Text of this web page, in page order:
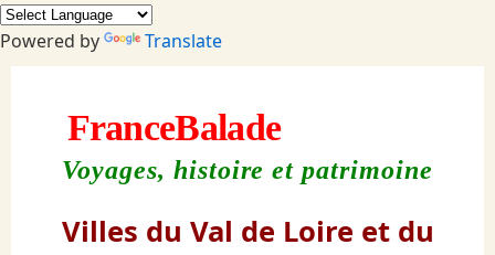
Powered by Translate
FranceBalade
Voyages, histoire et patrimoine
Villes du Val de Loire et du